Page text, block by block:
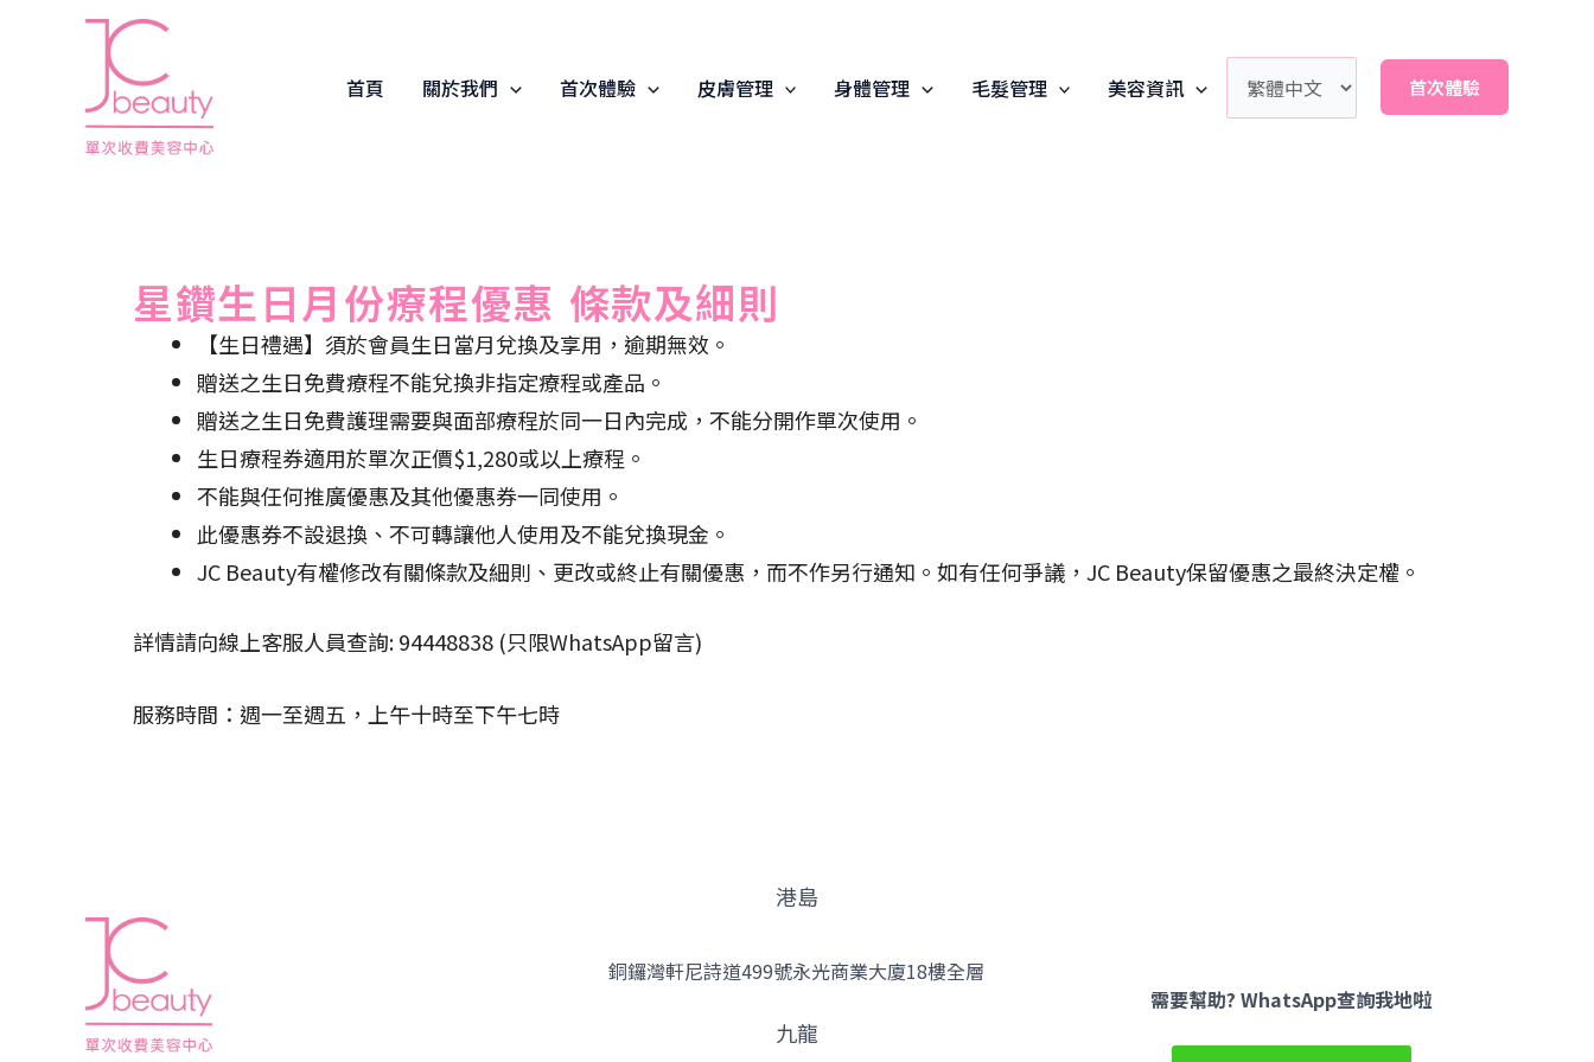
首頁 關於我們 首次體驗 皮膚管理 身體管理 毛髮管理 美容資訊 首次體驗
星鑽生日月份療程優惠 條款及細則
【生日禮遇】須於會員生日當月兌換及享用，逾期無效。
贈送之生日免費療程不能兌換非指定療程或產品。
贈送之生日免費護理需要與面部療程於同一日內完成，不能分開作單次使用。
生日療程券適用於單次正價$1,280或以上療程。
不能與任何推廣優惠及其他優惠券一同使用。
此優惠券不設退換、不可轉讓他人使用及不能兌換現金。
JC Beauty有權修改有關條款及細則、更改或終止有關優惠，而不作另行通知。如有任何爭議，JC Beauty保留優惠之最終決定權。
詳情請向線上客服人員查詢: 94448838 (只限WhatsApp留言)
服務時間：週一至週五，上午十時至下午七時
港島
銅鑼灣軒尼詩道499號永光商業大廈18樓全層
九龍
需要幫助? WhatsApp查詢我地啦
Facebook
YouTube
Instagram